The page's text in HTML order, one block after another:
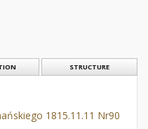
STRUCTURE
1815.11.11 Nr90